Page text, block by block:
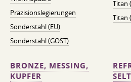
Präzisionslegierungen
Sonderstahl (EU)
Sonderstahl (GOST)
Titan
Titan
BRONZE, MESSING,
KUPFER